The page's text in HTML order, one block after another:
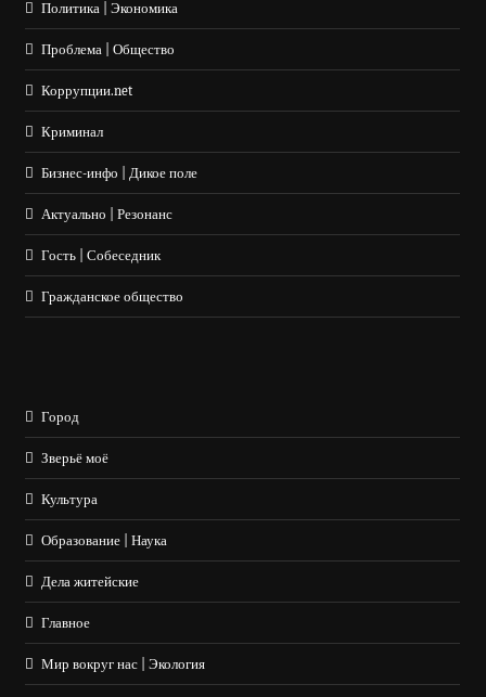
Политика | Экономика
Проблема | Общество
Коррупции.net
Криминал
Бизнес-инфо | Дикое поле
Актуально | Резонанс
Гость | Собеседник
Гражданское общество
Город
Зверьё моё
Культура
Образование | Наука
Дела житейские
Главное
Мир вокруг нас | Экология